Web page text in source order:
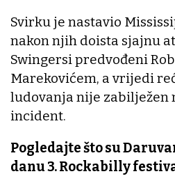
Svirku je nastavio
nakon njih doista sjajnu
Swingersi predvođeni
Marekovićem, a vrijedi
ludovanja nije zabilježen
incident.
Pogledajte što su
danu 3. Rockabilly